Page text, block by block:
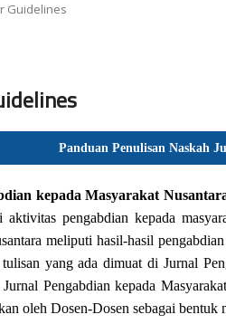
Guidelines
Panduan Penulisan Naskah
kepada Masyarakat
aktivitas pengabdian kepada
meliputi hasil-hasil
yang ada dimuat di Jurnal
Pengabdian kepada
oleh Dosen-Dosen sebagai